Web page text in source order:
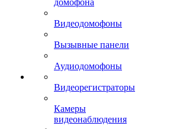
домофона
Видеодомофоны
Вызывные панели
Аудиодомофоны
Видеорегистраторы
Камеры
видеонаблюдения